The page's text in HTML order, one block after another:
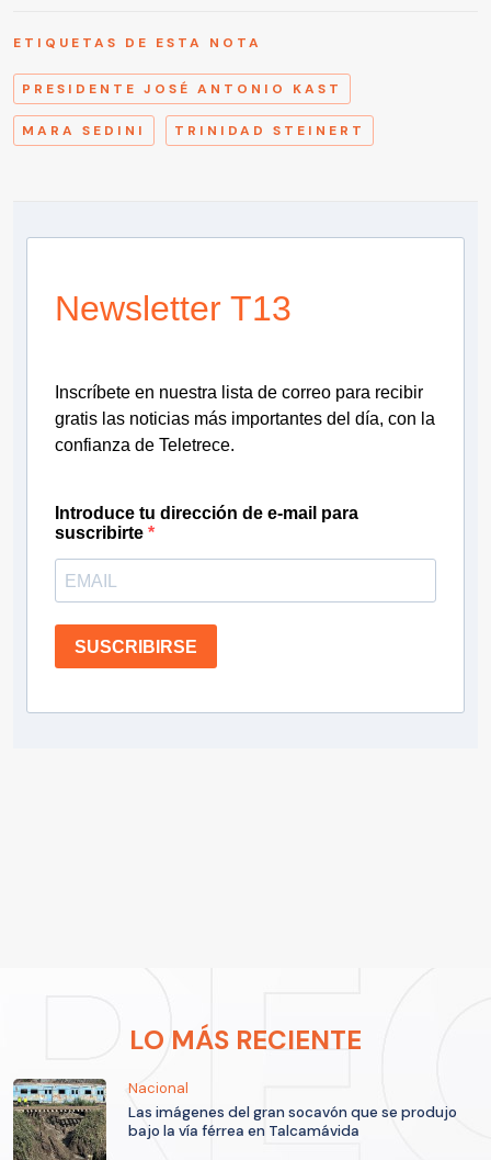
ETIQUETAS DE ESTA NOTA
PRESIDENTE JOSÉ ANTONIO KAST
MARA SEDINI TRINIDAD STEINERT
Newsletter T13
Inscríbete en nuestra lista de correo para recibir
gratis las noticias más importantes del día, con la
confianza de Teletrece.
Introduce tu dirección de e-mail para
suscribirte
SUSCRIBIRSE
LO MÁS RECIENTE
Nacional
Las imágenes del gran socavón que se produjo
bajo la vía férrea en Talcamávida